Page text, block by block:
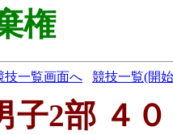
権
技一覧画面へ 競技一覧(開
子2部 ４